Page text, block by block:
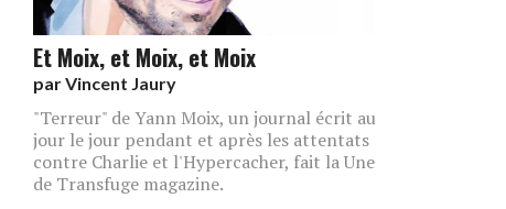
Et Moix, et Moix, et Moix
parVincent Jaury
"Terreur" de Yann Moix, un journal écrit au
jour le jour pendant et après les attentats
contre Charlie et l'Hypercacher, fait la Une
de Transfuge magazine.